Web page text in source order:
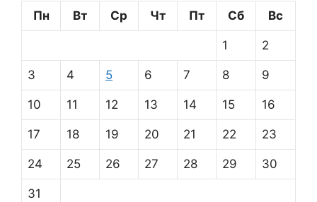
Пн
Вт Ср Чт Пт Сб Вс
1 2
3 4 5 6 7 8 9
10 11 12 13 14 15 16
17 18 19 20 21 22 23
24 25 26 27 28 29 30
31